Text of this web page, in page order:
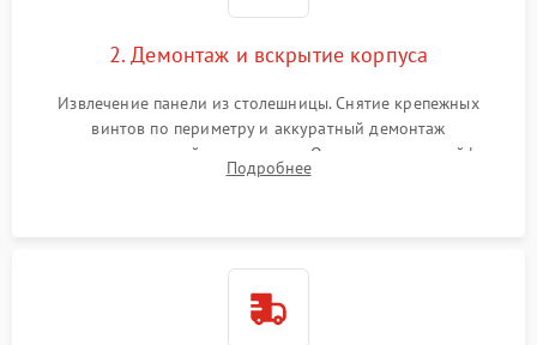
2. Демонтаж и вскрытие корпуса
Извлечение панели из столешницы. Снятие крепежных
винтов по периметру и аккуратный демонтаж
стеклокерамической поверхности. Отсоединение шлейфов
сенсорного блока для доступа к силовым платам, катушкам
Подробнее